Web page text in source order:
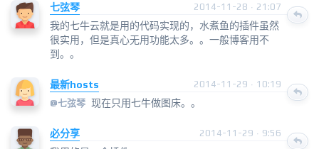
七弦琴 2014-11-28 · 21:07
我的七牛云就是用的代码实现的，水煮鱼的插件虽然
很实用，但是真心无用功能太多。。一般博客用不
到。。
最新hosts
2014-11-29 · 10:19
@七弦琴 现在只用七牛做图床。。
必分享 2014-11-29 · 9:56